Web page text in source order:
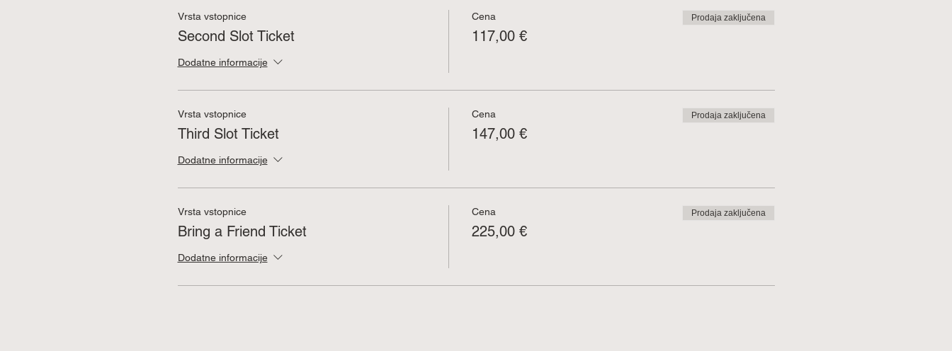
Vrsta vstopnice
Second Slot Ticket
Dodatne informacije
Cena
117,00 €
Prodaja zaključena
Vrsta vstopnice
Third Slot Ticket
Dodatne informacije
Cena
147,00 €
Prodaja zaključena
Vrsta vstopnice
Bring a Friend Ticket
Dodatne informacije
Cena
225,00 €
Prodaja zaključena